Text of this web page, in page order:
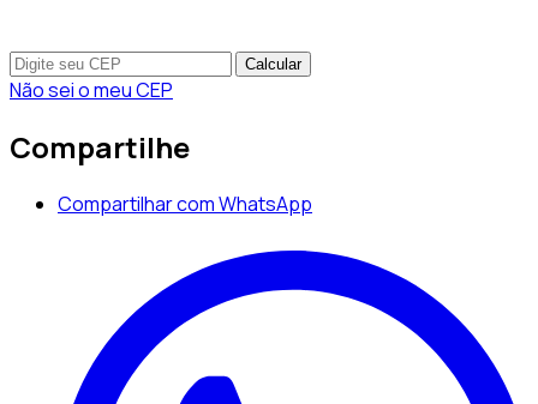
Calcular
Não sei o meu CEP
Compartilhe
Compartilhar com WhatsApp